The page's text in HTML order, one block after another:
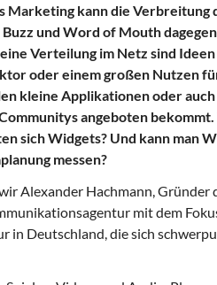
Marketing kann die Verbreitung
und Word of Mouth
Verteilung im Netz sind
oder einem großen Nutzen
kleine Applikationen oder
angeboten
sich Widgets? Und kann man
messen?
Alexander Hachmann,
mit dem
in Deutschland, die sich
Beintoo -
Mediaset Group